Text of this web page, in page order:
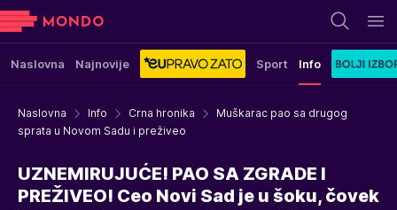
Naslovna Najnovije Sport Info
Naslovna Info Crna hronika
Muškarac pao sa drugog
sprata u Novom Sadu i preživeo
UZNEMIRUJUĆE! PAO SA ZGRADE I
PREŽIVEO! Ceo Novi Sad je u šoku, čovek